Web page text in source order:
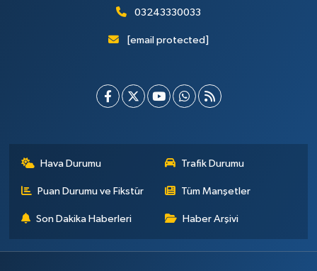
03243330033
[email protected]
Hava Durumu Trafik Durumu
Puan Durumu ve Fikstür Tüm Manşetler
Son Dakika Haberleri Haber Arşivi